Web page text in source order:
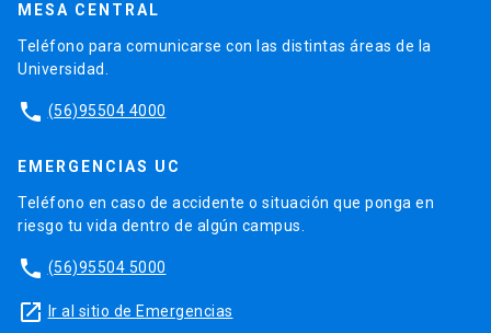
MESA CENTRAL
Teléfono para comunicarse con las distintas áreas de la
Universidad.
phone (56)95504 4000
EMERGENCIAS UC
Teléfono en caso de accidente o situación que ponga en
riesgo tu vida dentro de algún campus.
phone (56)95504 5000
launch Ir al sitio de Emergencias